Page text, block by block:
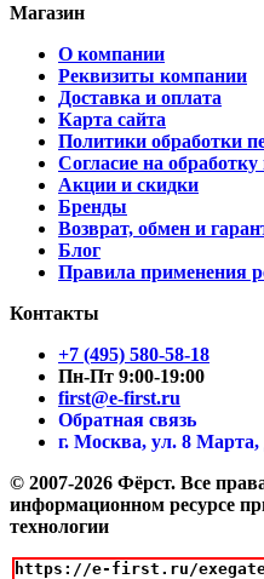
Магазин
О компании
Реквизиты компании
Доставка и оплата
Карта сайта
Политики обработки
Согласие на
Акции и скидки
Бренды
Возврат, обмен и
Блог
Правила применения
Контакты
+7 (495) 580-58-18
Пн-Пт 9:00-19:00
first@e-first.ru
Обратная связь
г. Москва, ул. 8 Марта,
© 2007-2026 Фёрст. Все
информационном ресурсе
технологии
https://e-first.ru/exegate-